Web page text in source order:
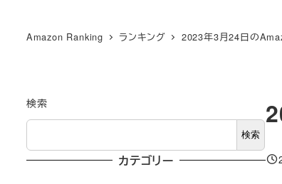
Amazon Ranking ランキング 2023年3月24日の
投
検索
検索
カテゴリー